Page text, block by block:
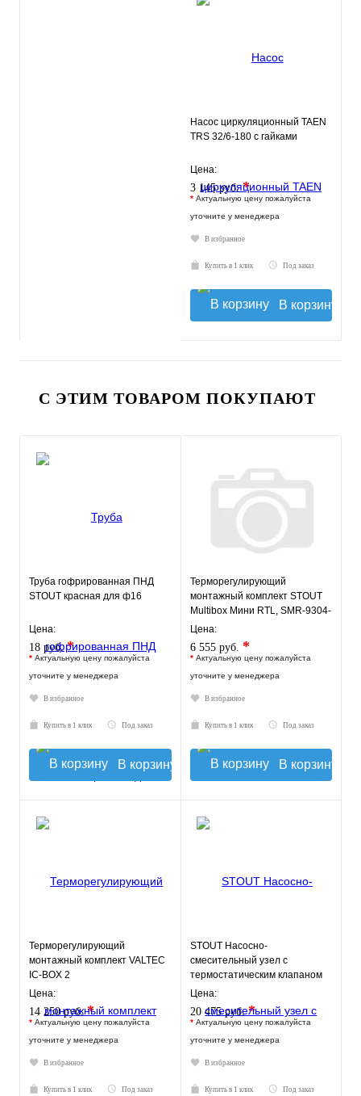
Насос циркуляционный TAEN
TRS 32/6-180 с гайками
Цена:
3 145 руб.*
* Актуальную цену пожалуйста
уточните у менеджера
В избранное
Купить в 1 клик Под заказ
В корзину
С ЭТИМ ТОВАРОМ ПОКУПАЮТ
Труба гофрированная ПНД
STOUT красная для ф16
Цена:
18 руб.*
* Актуальную цену пожалуйста
уточните у менеджера
В избранное
Купить в 1 клик Под заказ
В корзину
Терморегулирующий
монтажный комплект STOUT
Multibox Мини RTL, SMR-9304-
135140
Цена:
6 555 руб. *
* Актуальную цену пожалуйста
уточните у менеджера
В избранное
Купить в 1 клик Под заказ
В корзину
Терморегулирующий
монтажный комплект VALTEC
IC-BOX 2
Цена:
14 250 руб.*
* Актуальную цену пожалуйста
уточните у менеджера
В избранное
Купить в 1 клик Под заказ
STOUT Насосно-
смесительный узел с
термостатическим клапаном
30-60°C, без насоса
Цена:
20 475 руб.*
* Актуальную цену пожалуйста
уточните у менеджера
В избранное
Купить в 1 клик Под заказ